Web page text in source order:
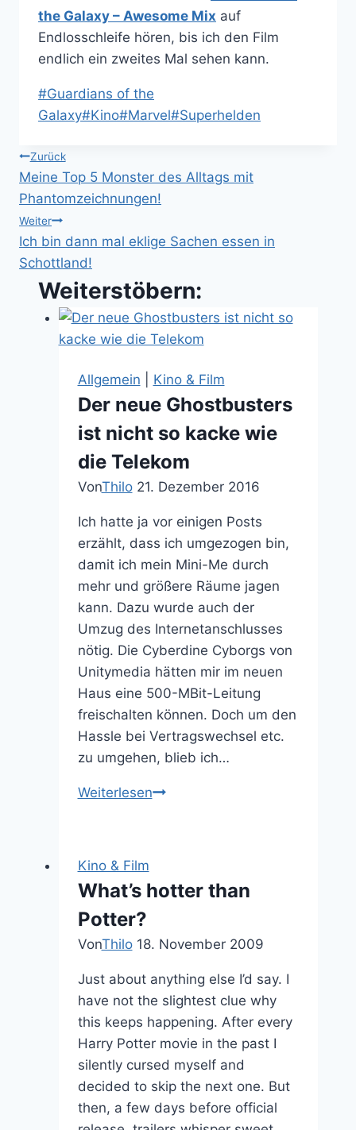
the Galaxy – Awesome Mix auf
Endlosschleife hören, bis ich den Film
endlich ein zweites Mal sehen kann.
Schlagworte:
#Guardians of the
Galaxy#Kino#Marvel#Superhelden
Beitragsnavigation
Zurück
Meine Top 5 Monster des Alltags mit
Phantomzeichnungen!
Weiter
Ich bin dann mal eklige Sachen essen in
Schottland!
Weiterstöbern:
Allgemein Kino & Film
Der neue Ghostbusters
ist nicht so kacke wie
die Telekom
VonThilo 21. Dezember 2016
Ich hatte ja vor einigen Posts
erzählt, dass ich umgezogen bin,
damit ich mein Mini-Me durch
mehr und größere Räume jagen
kann. Dazu wurde auch der
Umzug des Internetanschlusses
nötig. Die Cyberdine Cyborgs von
Unitymedia hätten mir im neuen
Haus eine 500-MBit-Leitung
freischalten können. Doch um den
Hassle bei Vertragswechsel etc.
zu umgehen, blieb ich…
WeiterlesenDer
so
wie
Telekom
Kino & Film
What’s hotter than
Potter?
VonThilo 18. November 2009
Just about anything else I’d say. I
have not the slightest clue why
this keeps happening. After every
Harry Potter movie in the past I
silently cursed myself and
decided to skip the next one. But
then, a few days before official